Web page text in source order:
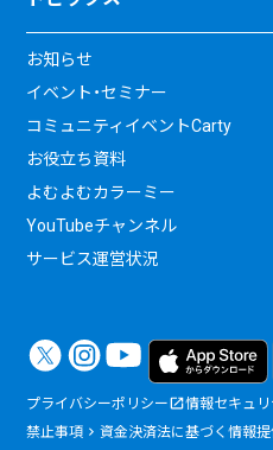
お知らせ
イベント・セミナー
コミュニティイベントCarty
お役立ち資料
よむよむカラーミー
YouTubeチャンネル
サービス運営状況
プライバシーポリシー 情報セキュ
禁止事項
資金決済法に基づく情報